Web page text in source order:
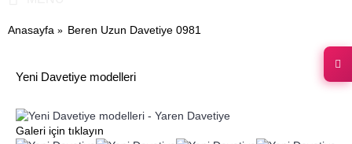
Anasayfa Beren Uzun Davetiye 0981
Yeni Davetiye modelleri
Galeri için tıklayın